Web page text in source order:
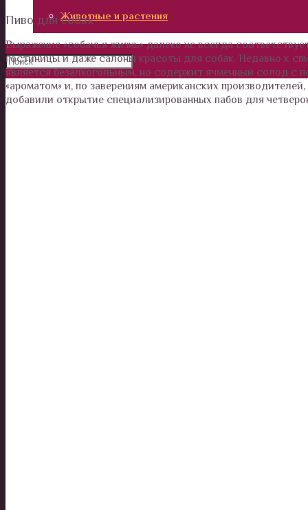
Животные и растения
Пиво для собак
Выражение «собачья жизнь» далеко не всегда
гостиницы и даже салоны красоты для собак. Недавно к
является безалкогольным, но содержит ячменный солод
«ароматом» и, по заверениям американских
добавили открытие специализированных пабов для